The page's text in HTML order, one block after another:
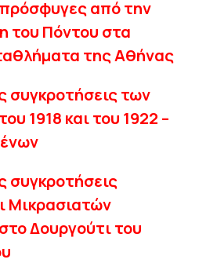
από την
του Πόντου στα
της Αθήνας
συγκροτήσεις των
1918 και του 1922 –
συγκροτήσεις
Μικρασιατών
Δουργούτι του